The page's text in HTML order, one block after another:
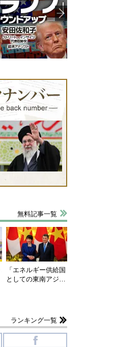
無料記事一覧
「エネルギー供給国
としての東南アジ…
ランキング一覧